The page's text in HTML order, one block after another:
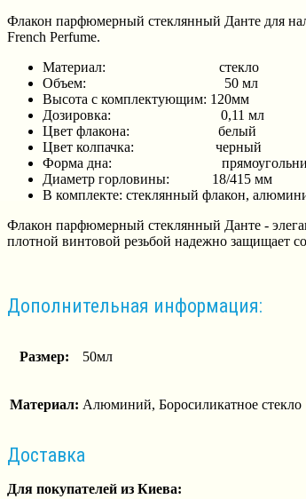
Флакон парфюмерный стеклянный Данте для
French Perfume.
Материал: стекло
Объем: 50 мл
Высота с комплектующим: 120мм
Дозировка: 0,11 мл
Цвет флакона: белый
Цвет колпачка: черный
Форма дна:
Диаметр горловины: 18/415 мм
В комплекте: стеклянный флакон,
Флакон парфюмерный стеклянный Данте -
плотной винтовой резьбой надежно защищает
Дополнительная информация:
Размер: 50мл
Материал: Алюминий, Боросиликатное стекло
Доставка
Для покупателей из Киева: